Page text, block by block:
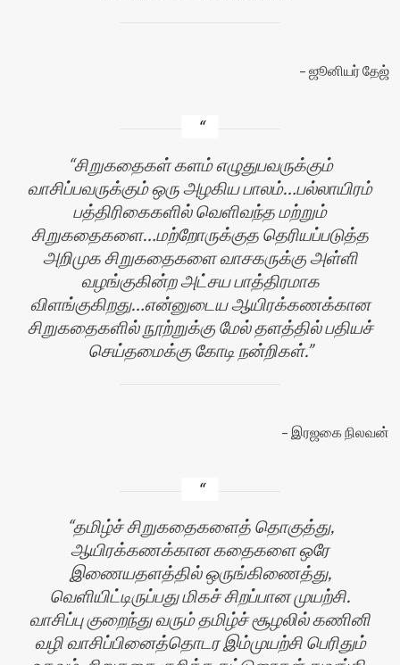
ஜூனியர் தேஜ்
சிறுகதைகள் களம் எழுதுபவருக்கும்
வாசிப்பவருக்கும் ஒரு அழகிய பாலம்…பல்லாயிரம்
பத்திரிகைகளில் வெளிவந்த மற்றும்
சிறுகதைகளை…மற்றோருக்குத தெரியப்படுத்த
அறிமுக சிறுகதைகளை வாசகருக்கு அள்ளி
வழங்குகின்ற அட்சய பாத்திரமாக
விளங்குகிறது…என்னுடைய ஆயிரக்கணக்கான
சிறுகதைகளில் நூற்றுக்கு மேல் தளத்தில் பதியச்
செய்தமைக்கு கோடி நன்றிகள்.
இரஜகை நிலவன்
தமிழ்ச் சிறுகதைகளைத் தொகுத்து,
ஆயிரக்கணக்கான கதைகளை ஒரே
இணையதளத்தில் ஒருங்கிணைத்து,
வெளியிட்டிருப்பது மிகச் சிறப்பான முயற்சி.
வாசிப்பு குறைந்து வரும் தமிழ்ச் சூழலில் கணினி
வழி வாசிப்பினைத்தொடர இம்முயற்சி பெரிதும்